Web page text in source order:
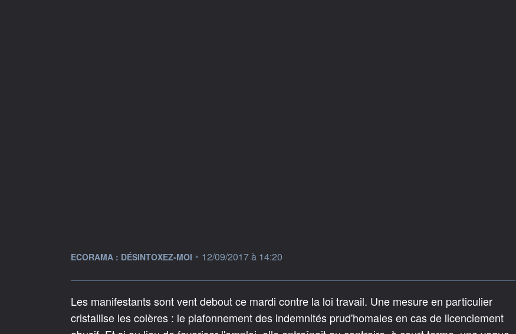
information fournie par
ECORAMA : DÉSINTOXEZ-MOI • 12/09/2017 à 14:20
Les manifestants sont vent debout ce mardi contre la loi travail. Une mesure en particulier
cristallise les colères : le plafonnement des indemnités prud'homales en cas de licenciement